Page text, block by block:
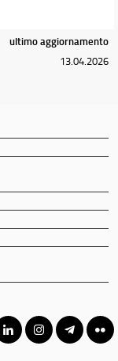
ultimo aggiornamento
13.04.2026